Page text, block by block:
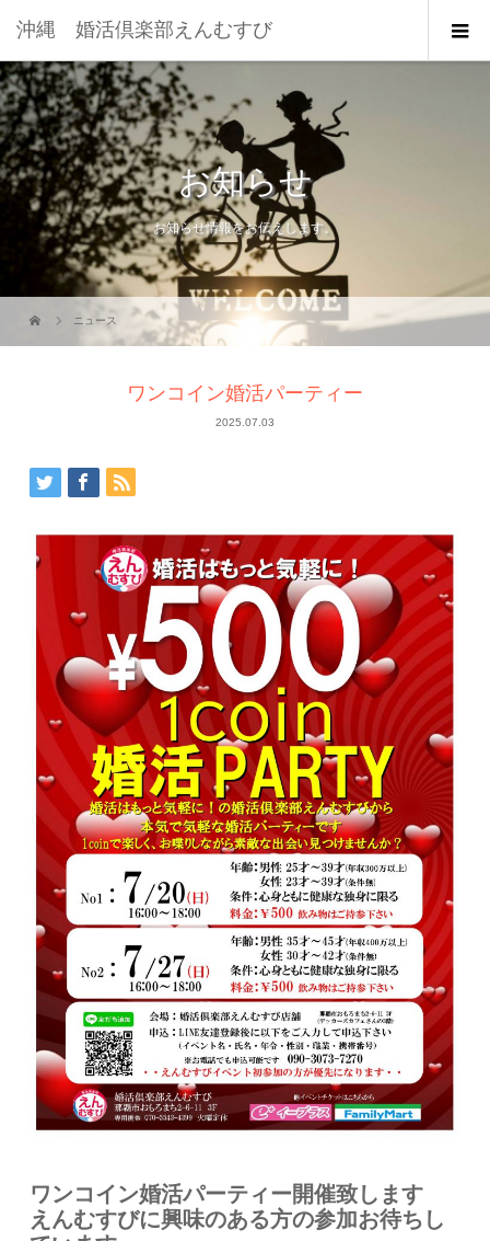
沖縄 婚活倶楽部えんむすび
お知らせ
お知らせ情報をお伝えします。
ニュース
ワンコイン婚活パーティー
2025.07.03
ワンコイン婚活パーティー開催致します
えんむすびに興味のある方の参加お待ちし